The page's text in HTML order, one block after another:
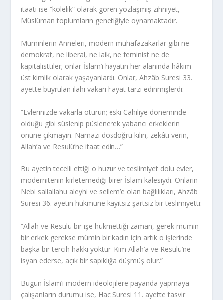
itaati ise “kölelik” olarak gören yozlaşmış zihniyet,
Müslüman toplumların genetiğiyle oynamaktadır.
Müminlerin Anneleri, modern muhafazakarlar gibi ne
demokrat, ne liberal, ne laik, ne feminist ne de
kapitalisttiler; onlar İslam’ı hayatın her alanında hâkim
üst kimlik olarak yaşayanlardı. Onlar, Ahzâb Suresi 33.
ayette buyrulan ilahi vakarı hayat tarzı edinmişlerdi:
“Evlerinizde vakarla oturun; eski Cahiliye döneminde
olduğu gibi süslenip püslenerek yabancı erkeklerin
önüne çıkmayın. Namazı dosdoğru kılın, zekâtı verin,
Allah’a ve Resulü’ne itaat edin…”
Bu ayetin tecelli ettiği o huzur ve teslimiyet dolu evler,
modernitenin kirletemediği birer İslam kalesiydi. Onların
Nebi sallallahu aleyhi ve sellem’e olan bağlılıkları, Ahzâb
Suresi 36. ayetin hükmüne kayıtsız şartsız bir teslimiyetti:
“Allah ve Resulü bir işe hükmettiği zaman, gerek mümin
bir erkek gerekse mümin bir kadın için artık o işlerinde
başka bir tercih hakkı yoktur. Kim Allah’a ve Resulü’ne
isyan ederse, açık bir sapıklığa düşmüş olur.”
Bugün İslam’ı modern ideolojilere payanda yapmaya
çalışanların durumu ise, Hac Suresi 11. ayette tasvir